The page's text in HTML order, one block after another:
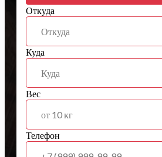
Откуда
Куда
Вес
Телефон